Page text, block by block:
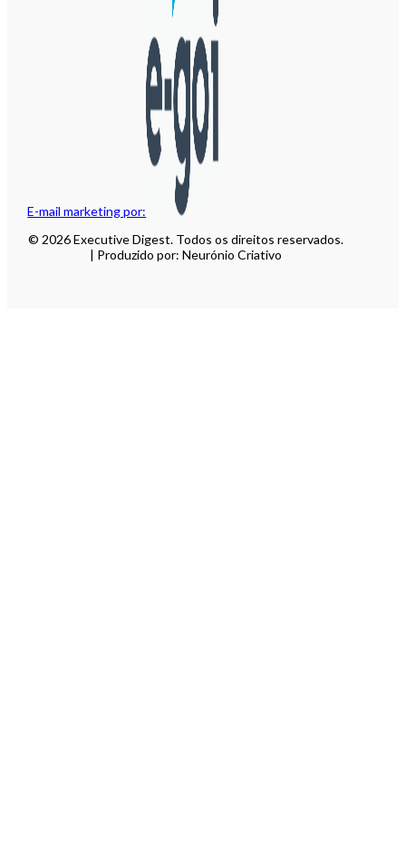
E-mail marketing por:
© 2026 Executive Digest. Todos os direitos reservados.
| Produzido por: Neurónio Criativo